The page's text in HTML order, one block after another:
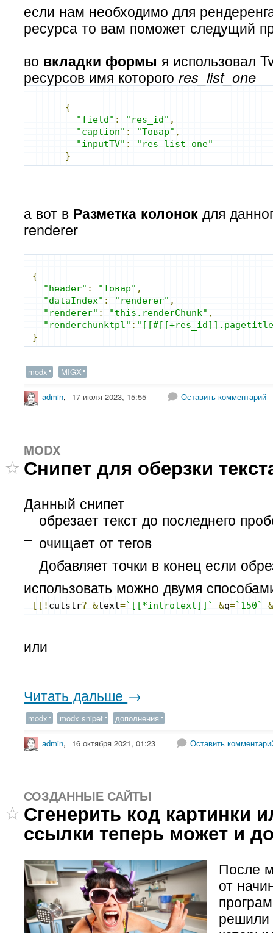
если нам необходимо для
ресурса то вам поможет следущий
во вкладки формы я использовал
ресурсов имя которогоres_list_one
{
"field" : "res_id" ,
"caption" : "Товар" ,
"inputTV" :
"res_list_one"
}
а вот в Разметка колонок для
renderer
{
"header" : "Товар" ,
"dataIndex" : "renderer" ,
"renderer" : "this.renderChunk" ,
"renderchunktpl" :
}
modx MIGX
admin, 17 июля 2023, 15:55 Оставить комментарий
MODX
Снипет для оберзки
Данный снипет
обрезает текст до последнего
очищает от тегов
Добавляет точки в конец если
использовать можно двумя
[[! cutstr? &text=`[[*introtext]]` &q=`150` &
или
Читать дальше →
modx modx snipet дополнения
admin, 16 октября 2021, 01:23 Оставить
СОЗДАННЫЕ САЙТЫ
Сгенерить код картинки
ссылки теперь может и
После
от
решили